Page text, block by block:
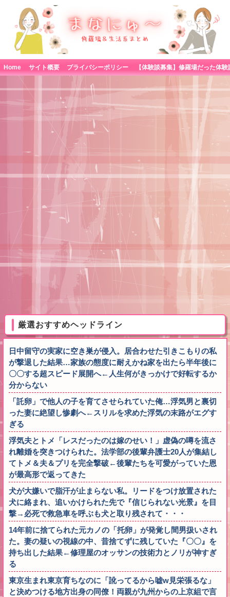
Home サイト概要 プライバシーポリシー
厳選おすすめヘッドライン
日中留守の実家に空き巣が侵入。居合わせた引きこもりの私
が撃退した結果…家族の態度に耐えかね家を出たら半年後に
〇〇する超スピード展開へ←人生何がきっかけで好転するか
分からない
「託卵」で他人の子を育てさせられていた俺…浮気男と裏切
った妻に絶望し惨劇へ←スリルを求めた浮気の末路がエグす
ぎる
浮気夫とトメ「レスだったのは嫁のせい！」虚偽の噂を流さ
れ離婚を突きつけられた。法学部の後輩弁護士20人が集結し
てトメ＆夫＆プリを完全撃破←後輩たちを可愛がっていた恩
が最高形で返ってきた
犬が大嫌いで脂汗が止まらない私。リードをつけ放置された
犬に絡まれ、追いかけられた先で『信じられない光景』を目
撃→必死で救急車を呼ぶも犬と取り残されて・・・
14年前に捨てられた元カノの「托卵」が発覚し間男扱いされ
た。妻の疑いの視線の中、昔捨てずに残していた『〇〇』を
持ち出した結果←修理屋のオッサンの技術力とノリが神すぎ
る
東京生まれ東京育ちなのに「訛ってるから嘘w見栄張るな」
と決めつける地方出身の同僚！両親が九州からの上京組で言